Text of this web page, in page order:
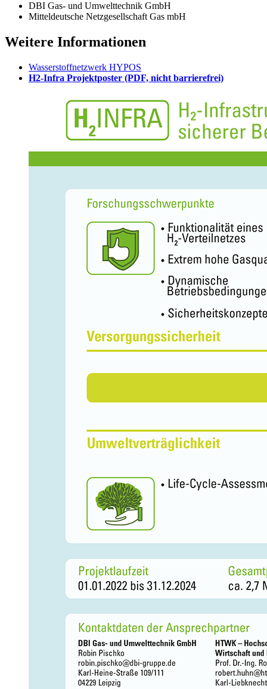
DBI Gas- und Umwelttechnik GmbH
Mitteldeutsche Netzgesellschaft Gas mbH
Weitere Informationen
Wasserstoffnetzwerk HYPOS
H2-Infra Projektposter (PDF, nicht barrierefrei)